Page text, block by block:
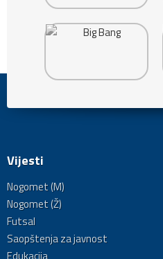
Vijesti
Nogomet (M)
Nogomet (Ž)
Futsal
Saopštenja za javnost